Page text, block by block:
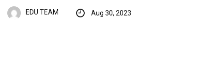
EDU TEAM Aug 30, 2023